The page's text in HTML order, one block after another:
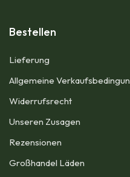
Bestellen
Lieferung
Allgemeine
Widerrufsrecht
Unseren Zusagen
Rezensionen​
Großhandel Läden